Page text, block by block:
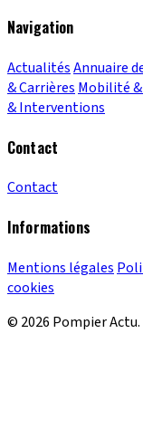
Navigation
ActualitésAnnuaire
& Carrières Mobilité
& Interventions
Contact
Contact
Informations
Mentions légales
cookies
© 2026 Pompier